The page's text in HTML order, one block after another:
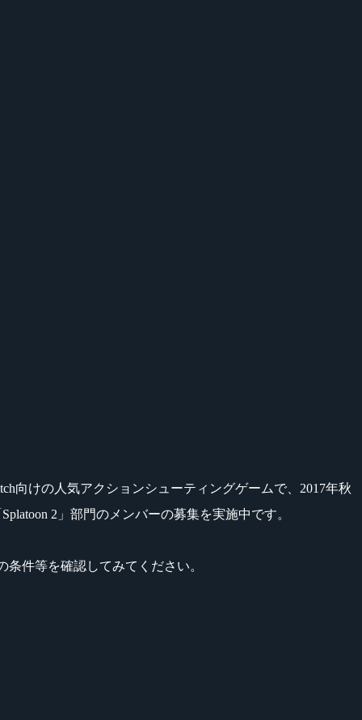
向けの人気アクションシューティングゲームで、2017年秋
2」部門のメンバーの募集を実施中です。
件等を確認してみてください。